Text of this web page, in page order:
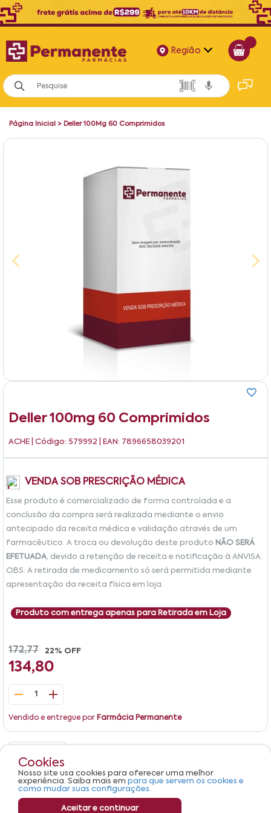
Região
Alagoas
Bahia
Página Inicial > Deller 100Mg 60 Comprimidos
Deller 100mg 60 Comprimidos
ACHE | Código: 579992 | EAN: 7896658039201
VENDA SOB PRESCRIÇÃO MÉDICA
Esse produto é comercializado de forma controlada e a
conclusão da compra será realizada mediante o envio
antecipado da receita médica e validação através de um
farmacêutico. A troca ou devolução deste produto NÃO SERÁ
EFETUADA, devido a retenção de receita e notificação à ANVISA.
OBS: A retirada de medicamento só será permitida mediante
apresentação da receita física em loja.
Produto com entrega apenas para Retirada em Loja
172,77 22% OFF
134,80
1
Vendido e entregue por Farmácia Permanente
Produto não apresenta descrição.
Cookies
Nosso site usa cookies para oferecer uma melhor
experiência. Saiba mais em para que servem os cookies e
como mudar suas configurações.
Aceitar e continuar